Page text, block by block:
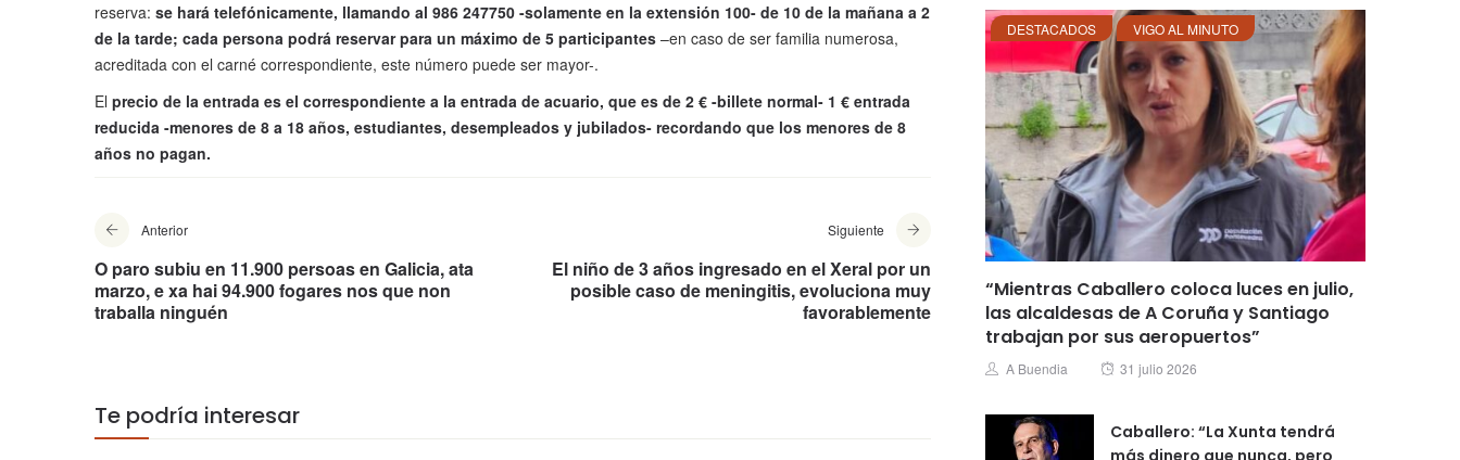
reserva: se hará telefónicamente, llamando al 986 247750 -solamente en la extensión 100- de 10 de la mañana a 2
de la tarde; cada persona podrá reservar para un máximo de 5 participantes –en caso de ser familia numerosa,
acreditada con el carné correspondiente, este número puede ser mayor-.
El precio de la entrada es el correspondiente a la entrada de acuario, que es de 2 € -billete normal- 1 € entrada
reducida -menores de 8 a 18 años, estudiantes, desempleados y jubilados- recordando que los menores de 8
años no pagan.
Anterior
O paro subiu en 11.900 persoas en Galicia, ata
marzo, e xa hai 94.900 fogares nos que non
traballa ninguén
Siguiente
El niño de 3 años ingresado en el Xeral por un
posible caso de meningitis, evoluciona muy
favorablemente
Te podría interesar
DESTACADOS VIGO AL MINUTO
“Mientras Caballero coloca luces en julio,
las alcaldesas de A Coruña y Santiago
trabajan por sus aeropuertos”
Author
A Buendia
Posted
31 julio 2026
Caballero: “La Xunta tendrá
más dinero que nunca, pero